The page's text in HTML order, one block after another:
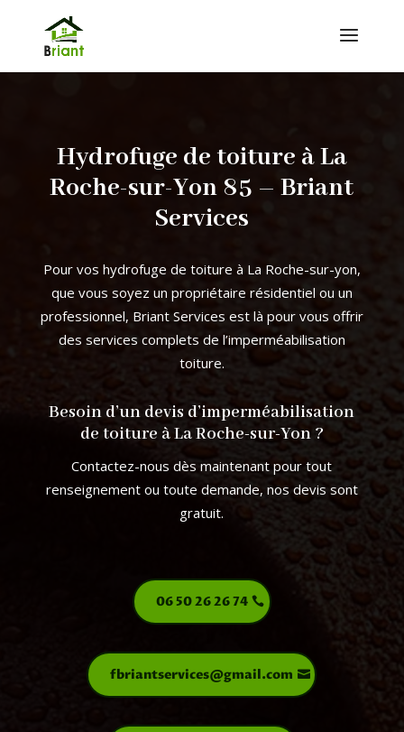
Hydrofuge de toiture à La
Roche-sur-Yon 85 – Briant
Services
Pour vos hydrofuge de toiture à La Roche-sur-yon,
que vous soyez un propriétaire résidentiel ou un
professionnel, Briant Services est là pour vous offrir
des services complets de l’imperméabilisation
toiture.
Besoin d’un devis d’imperméabilisation
de toiture à La Roche-sur-Yon ?
Contactez-nous dès maintenant pour tout
renseignement ou toute demande, nos devis sont
gratuit.
06 50 26 26 74
fbriantservices@gmail.com